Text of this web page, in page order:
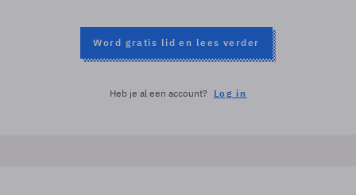
Word gratis lid en lees verder
Heb je al een account? Log in